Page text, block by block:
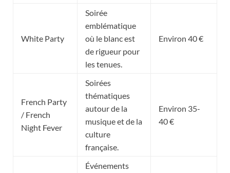
White Party
Soirée
emblématique
où le blanc est
de rigueur pour
les tenues.
Environ 40 €
French Party
/ French
Night Fever
Soirées
thématiques
autour de la
musique et de la
culture
française.
Environ 35-
40 €
Événements